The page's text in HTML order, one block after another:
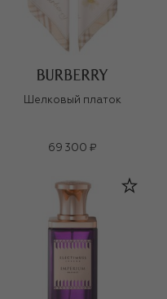
Шелковый платок
69 300 ₽